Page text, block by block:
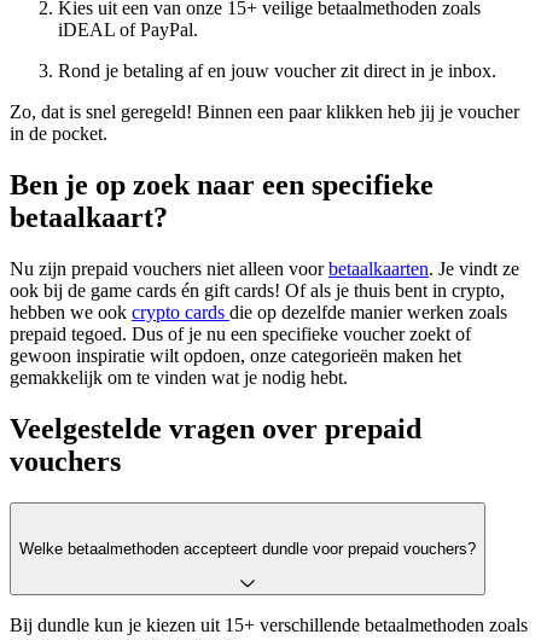
Kies uit een van onze 15+ veilige betaalmethoden zoals
iDEAL of PayPal.
Rond je betaling af en jouw voucher zit direct in je inbox.
Zo, dat is snel geregeld! Binnen een paar klikken heb jij je voucher
in de pocket.
Ben je op zoek naar een specifieke
betaalkaart?
Nu zijn prepaid vouchers niet alleen voorbetaalkaarten. Je vindt ze
ook bij de game cards én gift cards! Of als je thuis bent in crypto,
hebben we ook crypto cards die op dezelfde manier werken zoals
prepaid tegoed. Dus of je nu een specifieke voucher zoekt of
gewoon inspiratie wilt opdoen, onze categorieën maken het
gemakkelijk om te vinden wat je nodig hebt.
Veelgestelde vragen over prepaid
vouchers
Welke betaalmethoden accepteert dundle voor prepaid vouchers?
Bij dundle kun je kiezen uit 15+ verschillende betaalmethoden zoals